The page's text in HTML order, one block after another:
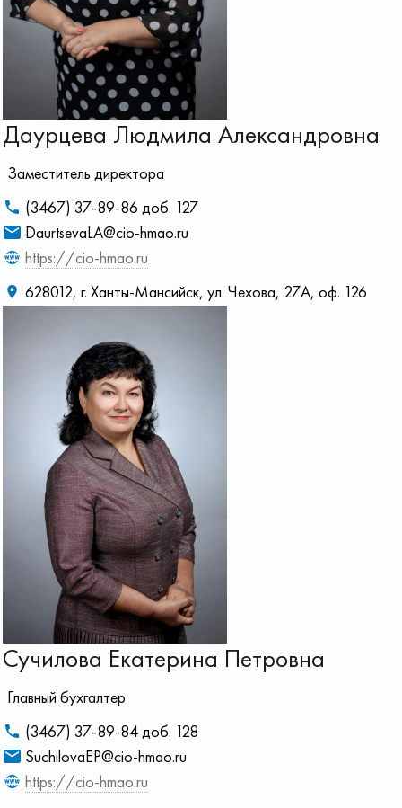
Даурцева Людмила Александровна
Заместитель директора
(3467) 37-89-86 доб. 127
DaurtsevaLA@cio-hmao.ru
https://cio-hmao.ru
628012, г. Ханты-Мансийск, ул. Чехова, 27А, оф. 126
Сучилова Екатерина Петровна
Главный бухгалтер
(3467) 37-89-84 доб. 128
SuchilovaEP@cio-hmao.ru
https://cio-hmao.ru